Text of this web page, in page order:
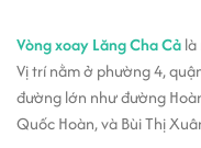
Vòng xoay Lăng Cha Cả
Vị trí nằm ở phường 4,
đường lớn như đường
Quốc Hoàn, và Bùi Thị